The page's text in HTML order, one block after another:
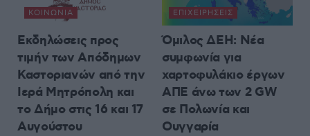
ΚΟΙΝΩΝΊΑ
Εκδηλώσεις προς
τιμήν των Απόδημων
Καστοριανών από την
Ιερά Μητρόπολη και
το Δήμο στις 16 και 17
Αυγούστου
ΕΠΙΧΕΙΡΉΣΕΙΣ
Όμιλος ΔΕΗ: Νέα
συμφωνία για
χαρτοφυλάκιο έργων
ΑΠΕ άνω των 2 GW
σε Πολωνία και
Ουγγαρία